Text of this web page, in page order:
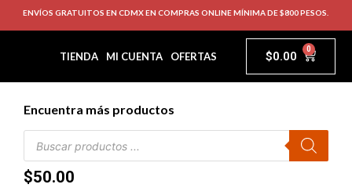
ENVÍOS GRATUITOS EN CDMX EN COMPRAS ONLINE MÍNIMA DE $800 PESOS.
TIENDA MI CUENTA OFERTAS $0.00 0
Encuentra más productos
$50.00